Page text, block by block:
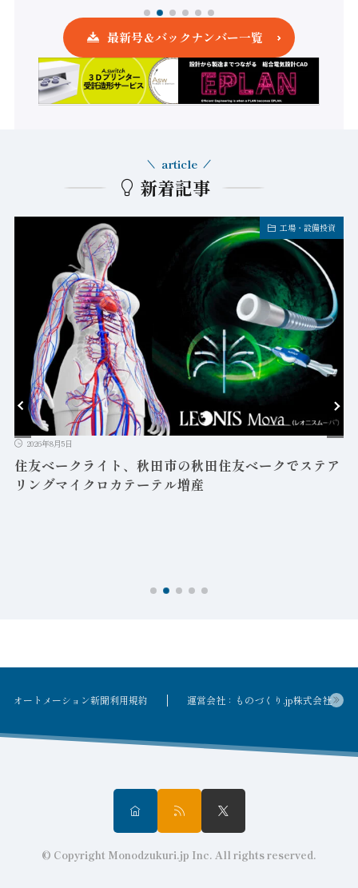
最新号＆バックナンバー一覧
新着記事
article
工場・設備投資
クライト、秋田市の秋田住友ベークでステア
イクロカテーテル増産
2026年8月5日
岡本無線
ンプル
オートメーション新聞利用規約 運営会社：ものづくり.jp株式会社
© Copyright Monodzukuri.jp Inc. All rights reserved.